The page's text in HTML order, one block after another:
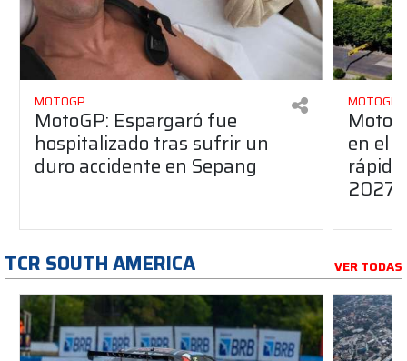
MOTOGP
MotoGP: Espargaró fue
hospitalizado tras sufrir un
duro accidente en Sepang
MOTOGP
en el
2027
TCR SOUTH AMERICA VER TODAS